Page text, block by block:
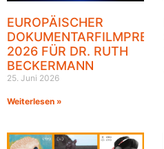
EUROPÄISCHER
DOKUMENTARFILMPREIS
2026 FÜR DR. RUTH
BECKERMANN
25. Juni 2026
Weiterlesen »